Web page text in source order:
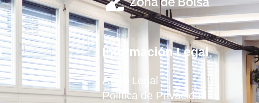
Información Legal
Aviso Legal
Política de Privacidad